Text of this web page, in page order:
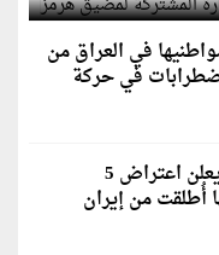
في العراق من
في حركة
الجيش الأردني يعلن اعتراض 5
أُطلقت من إيران